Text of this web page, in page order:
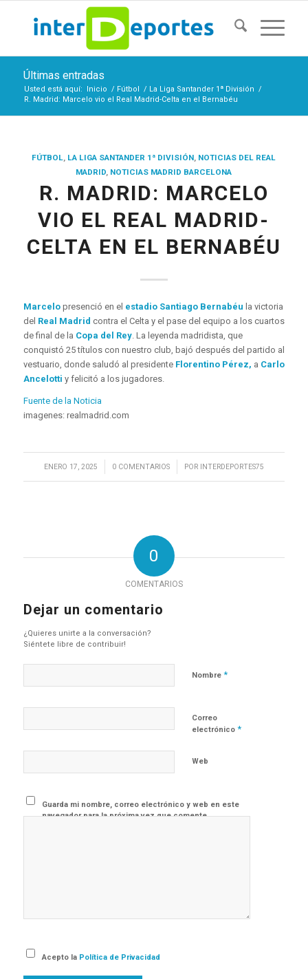
Últimas entradas
Usted está aquí: Inicio / Fútbol / La Liga Santander 1ª División /
R. Madrid: Marcelo vio el Real Madrid-Celta en el Bernabéu
FÚTBOL, LA LIGA SANTANDER 1ª DIVISIÓN, NOTICIAS DEL REAL
MADRID, NOTICIAS MADRID BARCELONA
R. MADRID: MARCELO
VIO EL REAL MADRID-
CELTA EN EL BERNABÉU
Marcelopresenció en el estadio Santiago Bernabéu la victoria
del Real Madrid contra el Celta y el pase del equipo a los cuartos
de final de la Copa del Rey. La leyenda madridista, que
conquistó 25 títulos con nuestro club, bajó después del partido al
vestuario, donde saludó al presidente Florentino Pérez, a Carlo
Ancelotti y felicitó a los jugadores.
Fuente de la Noticia
imagenes: realmadrid.com
ENERO 17, 2025
/ 0 COMENTARIOS
/ POR INTERDEPORTES75
0
COMENTARIOS
Dejar un comentario
¿Quieres unirte a la conversación?
Siéntete libre de contribuir!
Nombre *
Correo
electrónico *
Web
Guarda mi nombre, correo electrónico y web en este
navegador para la próxima vez que comente.
Acepto la Política de Privacidad